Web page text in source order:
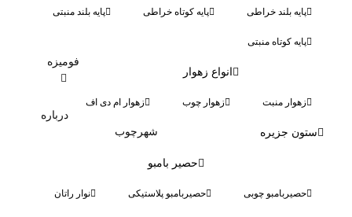
پایه بلند خراطی پایه کوتاه خراطی پایه بلند منبتی
پایه کوتاه منبتی
انواع زهوار
زهوار منبت زهوار چوب زهوار ام دی اف
ستون جزیره
حصیر بامبو
حصیربامبو چوبی حصیربامبو پلاستیکی نوار راتان
فومیزه
درباره
شهرچوب